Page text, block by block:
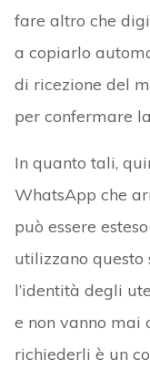
fare altro che
a copiarlo
di ricezione del
per confermare
In quanto tali,
WhatsApp che
può essere
utilizzano
l’identità degli
e non vanno mai
richiederli è un